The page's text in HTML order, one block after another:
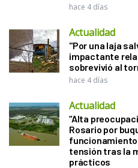
hace 4 días
Actualidad
"Por una laja
impactante
sobrevivió al
hace 4 días
Actualidad
“Alta
Rosario por
tensión tras la
prácticos